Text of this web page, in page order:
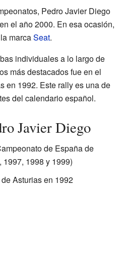
Pedro Javier Diego
el año 2000. En esa ocasión,
marcaSeat.
individuales a lo largo de
más destacados fue en el
en 1992. Este rally es una de
del calendario español.
Javier Diego
de España de
1998 y 1999)
Asturias en 1992